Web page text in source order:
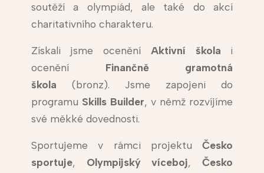
soutěží a olympiád, ale také do akcí
charitativního charakteru.
Získali jsme ocenění Aktivní škola i
ocenění Finančně gramotná
škola (bronz). Jsme zapojeni do
programu Skills Builder, v němž rozvíjíme
své měkké dovednosti.
Sportujeme v rámci projektuČesko
sportuje, Olympijský víceboj,Česko